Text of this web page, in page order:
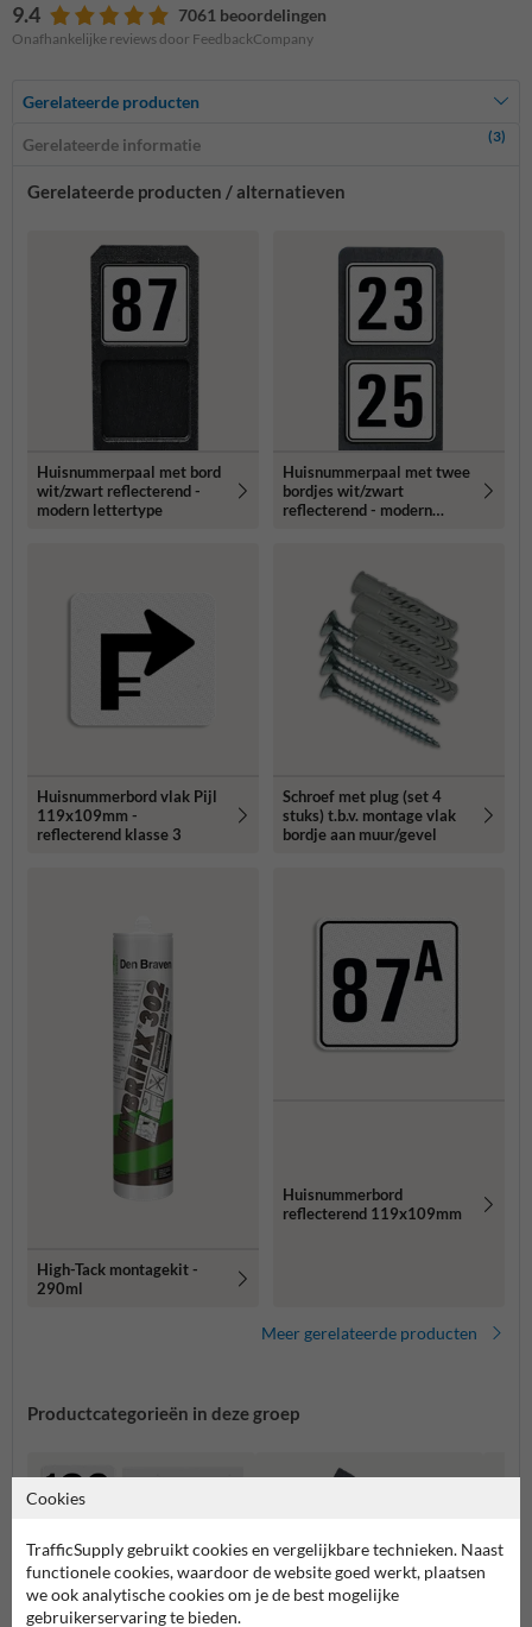
9.4 7061 beoordelingen
Onafhankelijke reviews door FeedbackCompany
Gerelateerde producten
Gerelateerde informatie (3)
Gerelateerde producten / alternatieven
Huisnummerpaal met bord
wit/zwart reflecterend -
modern lettertype
Huisnummerpaal met twee
bordjes wit/zwart
reflecterend - modern
Huisnummerbord vlak Pijl
119x109mm -
reflecterend klasse 3
Schroef met plug (set 4
stuks) t.b.v. montage vlak
bordje aan muur/gevel
High-Tack montagekit -
290ml
Huisnummerbord
reflecterend 119x109mm
Meer gerelateerde producten
Productcategorieën in deze groep
Cookies
TrafficSupply gebruikt cookies en vergelijkbare technieken. Naast
functionele cookies, waardoor de website goed werkt, plaatsen
we ook analytische cookies om je de best mogelijke
gebruikerservaring te bieden.